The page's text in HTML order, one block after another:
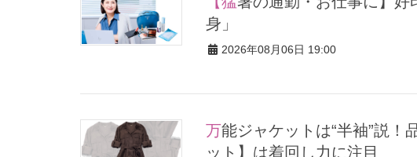
身」
2026年08月06日 19:00
万能ジャケットは“半袖”説！品良く着られる【サファリ型ジャケ
ット】は着回し力に注目